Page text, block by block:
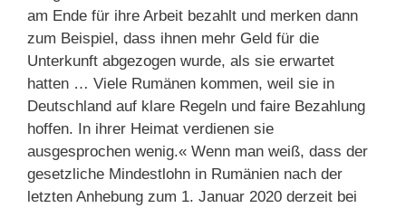
am Ende für ihre Arbeit bezahlt und merken dann
zum Beispiel, dass ihnen mehr Geld für die
Unterkunft abgezogen wurde, als sie erwartet
hatten … Viele Rumänen kommen, weil sie in
Deutschland auf klare Regeln und faire Bezahlung
hoffen. In ihrer Heimat verdienen sie
ausgesprochen wenig.« Wenn man weiß, dass der
gesetzliche Mindestlohn in Rumänien nach der
letzten Anhebung zum 1. Januar 2020 derzeit bei